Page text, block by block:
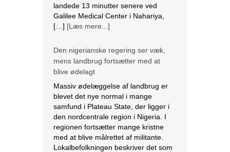
landede 13 minutter senere ved
Galilee Medical Center i Nahariya,
[…] [Læs mere...]
Den nigerianske regering ser væk,
mens landbrug fortsætter med at
blive ødelagt
Massiv ødelæggelse af landbrug er
blevet det nye normal i mange
samfund i Plateau State, der ligger i
den nordcentrale region i Nigeria. I
regionen fortsætter mange kristne
med at blive målrettet af militante.
Lokalbefolkningen beskriver det som